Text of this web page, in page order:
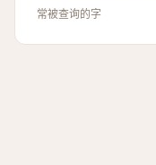
常被查询的字